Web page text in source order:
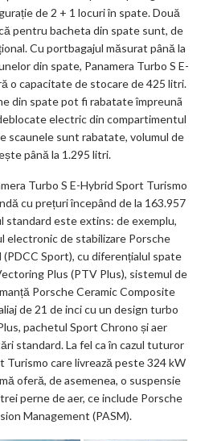
de 2 + 1 locuri în spate. Două
pentru bacheta din spate sunt, de
Cu portbagajul măsurat până la
din spate, Panamera Turbo S E-
o capacitate de stocare de 425 litri.
din spate pot fi rabatate împreunã
electric din compartimentul
scaunele sunt rabatate, volumul de
până la 1.295 litri.
Turbo S E-Hybrid Sport Turismo
cu prețuri începând de la 163.957
standard este extins: de exemplu,
electronic de stabilizare Porsche
Sport), cu diferențialul spate
Plus (PTV Plus), sistemul de
Porsche Ceramic Composite
de 21 de inci cu un design turbo
pachetul Sport Chrono și aer
standard. La fel ca în cazul tuturor
Turismo care livrează peste 324 kW
oferă, de asemenea, o suspensie
perne de aer, ce include Porsche
Management (PASM).